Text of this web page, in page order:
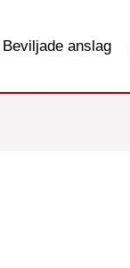
Beviljade anslag